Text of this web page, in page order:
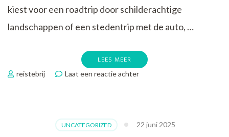
kiest voor een roadtrip door schilderachtige
landschappen of een stedentrip met de auto, …
LEES MEER
reistebrij Laat een reactie achterop
Autoreizen:
UNCATEGORIZED 22 juni 2025